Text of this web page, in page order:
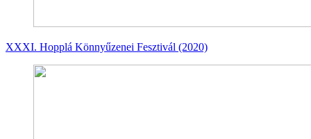
XXXI. Hopplá Könnyűzenei Fesztivál (2020)